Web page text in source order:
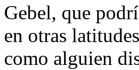
Gebel, que
en otras
como alguien